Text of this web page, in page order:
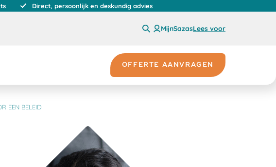
Direct, persoonlijk en deskundig advies
MijnSazasLees voor
OFFERTE AANVRAGEN
EEN BELEID